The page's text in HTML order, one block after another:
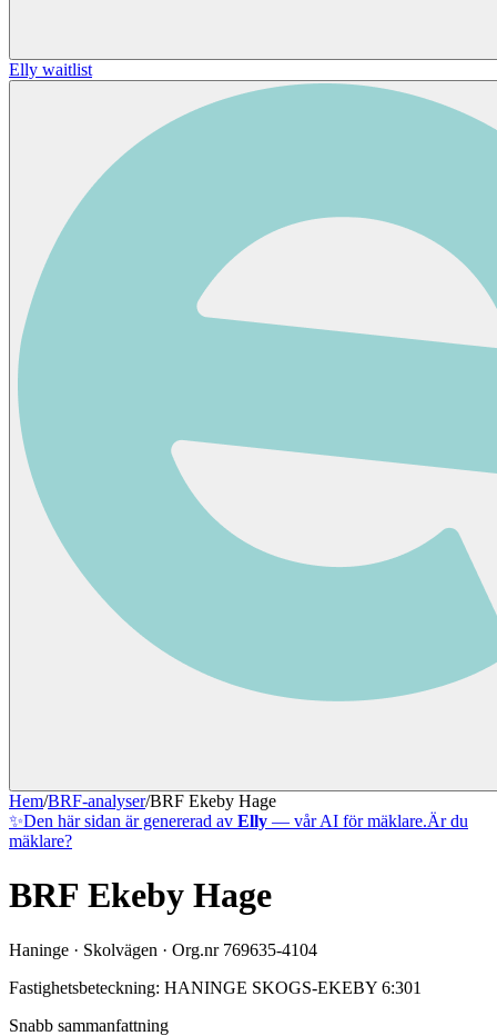
Elly waitlist
Hem/BRF-analyser/BRF Ekeby Hage
✨Den här sidan är genererad av Elly — vår AI för mäklare.Är du
mäklare?
BRF Ekeby Hage
Haninge · Skolvägen · Org.nr 769635-4104
Fastighetsbeteckning: HANINGE SKOGS-EKEBY 6:301
Snabb sammanfattning